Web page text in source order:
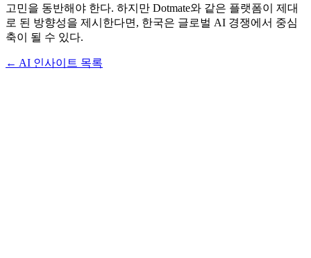
고민을 동반해야 한다. 하지만 Dotmate와 같은 플랫폼이 제대
로 된 방향성을 제시한다면, 한국은 글로벌 AI 경쟁에서 중심
축이 될 수 있다.
← AI 인사이트 목록